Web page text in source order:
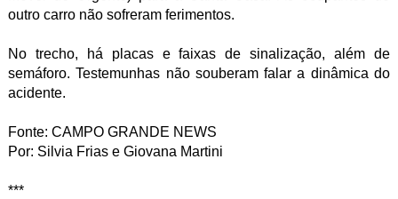
outro carro não sofreram ferimentos.
No trecho, há placas e faixas de sinalização, além de
semáforo. Testemunhas não souberam falar a dinâmica do
acidente.
Fonte: CAMPO GRANDE NEWS
Por: Silvia Frias e Giovana Martini
***